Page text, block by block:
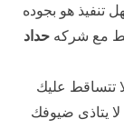
تنفيذ هو بجوده
مع شركه حداد
تتساقط عليك
لا يتاذى ضيوفك